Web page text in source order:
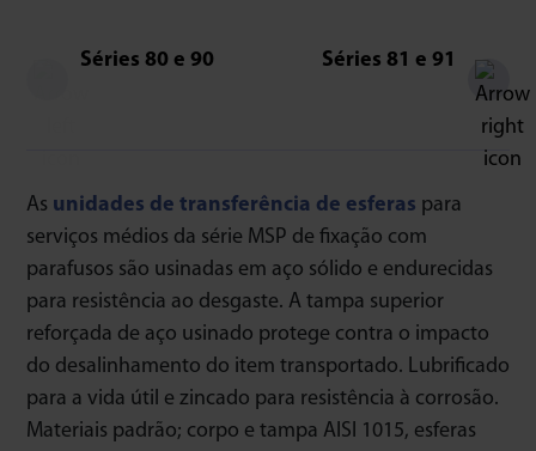
Séries 80 e 90 Séries 81 e 91
As unidades de transferência de esferas para
serviços médios da série MSP de fixação com
parafusos são usinadas em aço sólido e endurecidas
para resistência ao desgaste. A tampa superior
reforçada de aço usinado protege contra o impacto
do desalinhamento do item transportado. Lubrificado
para a vida útil e zincado para resistência à corrosão.
Materiais padrão; corpo e tampa AISI 1015, esferas